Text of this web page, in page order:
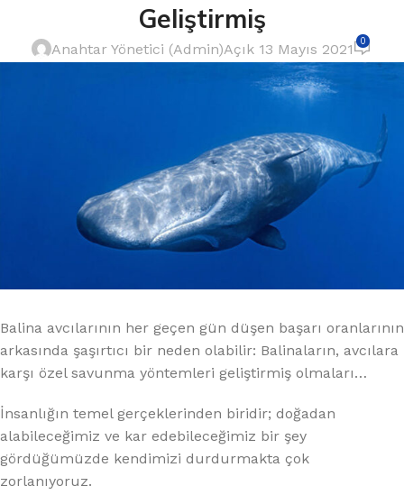
Geliştirmiş
Anahtar Yönetici (Admin)Açık 13 Mayıs 2021 0
Balina avcılarının her geçen gün düşen başarı oranlarının
arkasında şaşırtıcı bir neden olabilir: Balinaların, avcılara
karşı özel savunma yöntemleri geliştirmiş olmaları…
İnsanlığın temel gerçeklerinden biridir; doğadan
alabileceğimiz ve kar edebileceğimiz bir şey
gördüğümüzde kendimizi durdurmakta çok
zorlanıyoruz.